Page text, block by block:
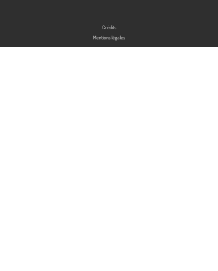
Crédits
Mentions légales